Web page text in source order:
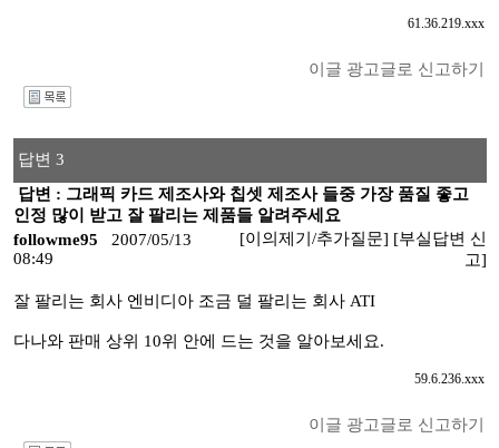
61.36.219.xxx
이글 광고글로 신고하기
답변 3
답변 : 그래픽 카드 제조사와 칩셋 제조사 들중 가장 품질 좋고
인정 많이 받고 잘 팔리는 제품들 알려주세요
followme95
2007/05/13
08:49
[이의제기/추가질문] [부실답변 신
고]
잘 팔리는 회사 엔비디아 조금 덜 팔리는 회사 ATI
다나와 판매 상위 10위 안에 드는 것을 알아보세요.
59.6.236.xxx
이글 광고글로 신고하기